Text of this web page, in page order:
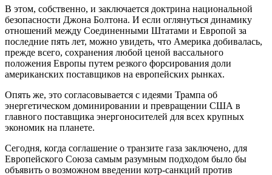
В этом, собственно, и заключается доктрина национальной
безопасности Джона Болтона. И если оглянуться динамику
отношений между Соединенными Штатами и Европой за
последние пять лет, можно увидеть, что Америка добивалась,
прежде всего, сохранения любой ценой вассального
положения Европы путем резкого форсирования доли
американских поставщиков на европейских рынках.
Опять же, это согласовывается с идеями Трампа об
энергетическом доминировании и превращении США в
главного поставщика энергоносителей для всех крупных
экономик на планете.
Сегодня, когда соглашение о транзите газа заключено, для
Европейского Союза самым разумным подходом было бы
объявить о возможном введении котр-санкций против